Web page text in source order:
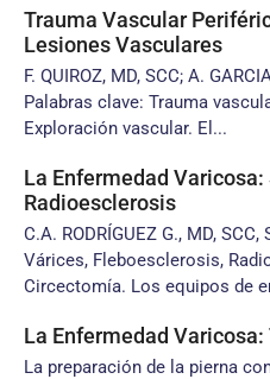
Trauma Vascular
Lesiones Vasculares
F. QUIROZ, MD, SCC; A.
Palabras clave: Trauma
Exploración vascular. El...
La Enfermedad
Radioesclerosis
C.A. RODRÍGUEZ G., MD,
Várices, Fleboesclerosis,
Circectomía. Los equipos de
La Enfermedad
La preparación de la pierna